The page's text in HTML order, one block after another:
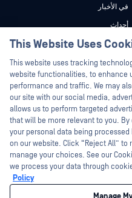
في الأخبار
أحداث
ندوات عبر الإنترنت
أوراق البيانات
مستندات تقنية
أدوات مجانية
©2026 OPSWAT . جميع الحقوق محفوظة. OPSWAT و MetaDefender و Metascan و
MetaAccess OPSWAT و Trust no File. Trust No Device. و OPSWAT و Protecting the
This Website Uses
This website uses tracking
website functionalities, to enhance
performance and traffic. We may
our site with our social media,
allows us to perform targeted
that will be more relevant to you.
your personal data being
on our website. Click “Reject All” to
manage your choices. See our
we process your data through
Policy
I'm Ozzy, your OPSWAT
How can I help you secure